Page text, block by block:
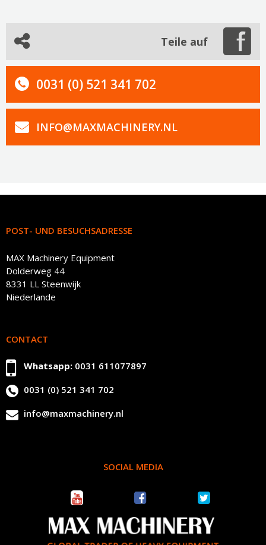
Teile auf
0031 (0) 521 341 702
INFO@MAXMACHINERY.NL
POST- UND BESUCHSADRESSE
MAX Machinery Equipment
Dolderweg 44
8331 LL Steenwijk
Niederlande
CONTACT
Whatsapp: 0031 611077897
0031 (0) 521 341 702
info@maxmachinery.nl
SOCIAL MEDIA